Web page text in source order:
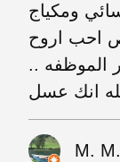
ومكياج
احب اروح
الموظفه ..
M. M.